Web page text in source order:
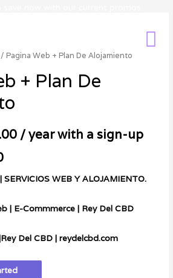
/ Pagina Web + Plan De Alojamiento
+ Plan De
/ year with a sign-up
WEB Y ALOJAMIENTO.
| E-Commmerce | Rey Del CBD
Del CBD | reydelcbd.com